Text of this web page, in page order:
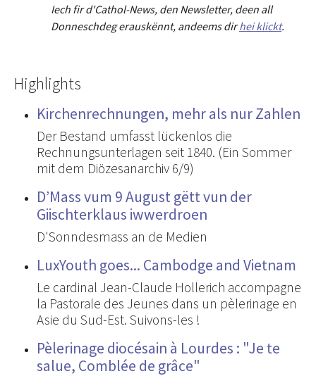
Iech fir d'Cathol-News, den Newsletter, deen all
Donneschdeg erauskënnt, andeems dirhei klickt.
Highlights
Kirchenrechnungen, mehr als nur Zahlen
Der Bestand umfasst lückenlos die
Rechnungsunterlagen seit 1840. (Ein Sommer
mit dem Diözesanarchiv 6/9)
D’Mass vum 9 August gëtt vun der
Giischterklaus iwwerdroen
D'Sonndesmass an de Medien
LuxYouth goes... Cambodge and Vietnam
Le cardinal Jean-Claude Hollerich accompagne
la Pastorale des Jeunes dans un pèlerinage en
Asie du Sud-Est. Suivons-les !
Pèlerinage diocésain à Lourdes : "Je te
salue, Comblée de grâce"